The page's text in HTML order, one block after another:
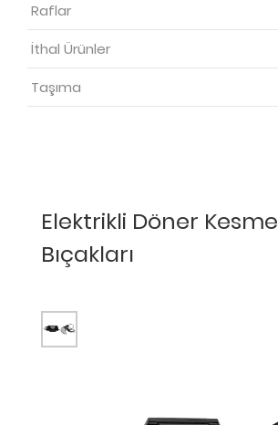
Raflar
İthal Ürünler
Taşıma
Elektrikli Döner Kesme
Bıçakları